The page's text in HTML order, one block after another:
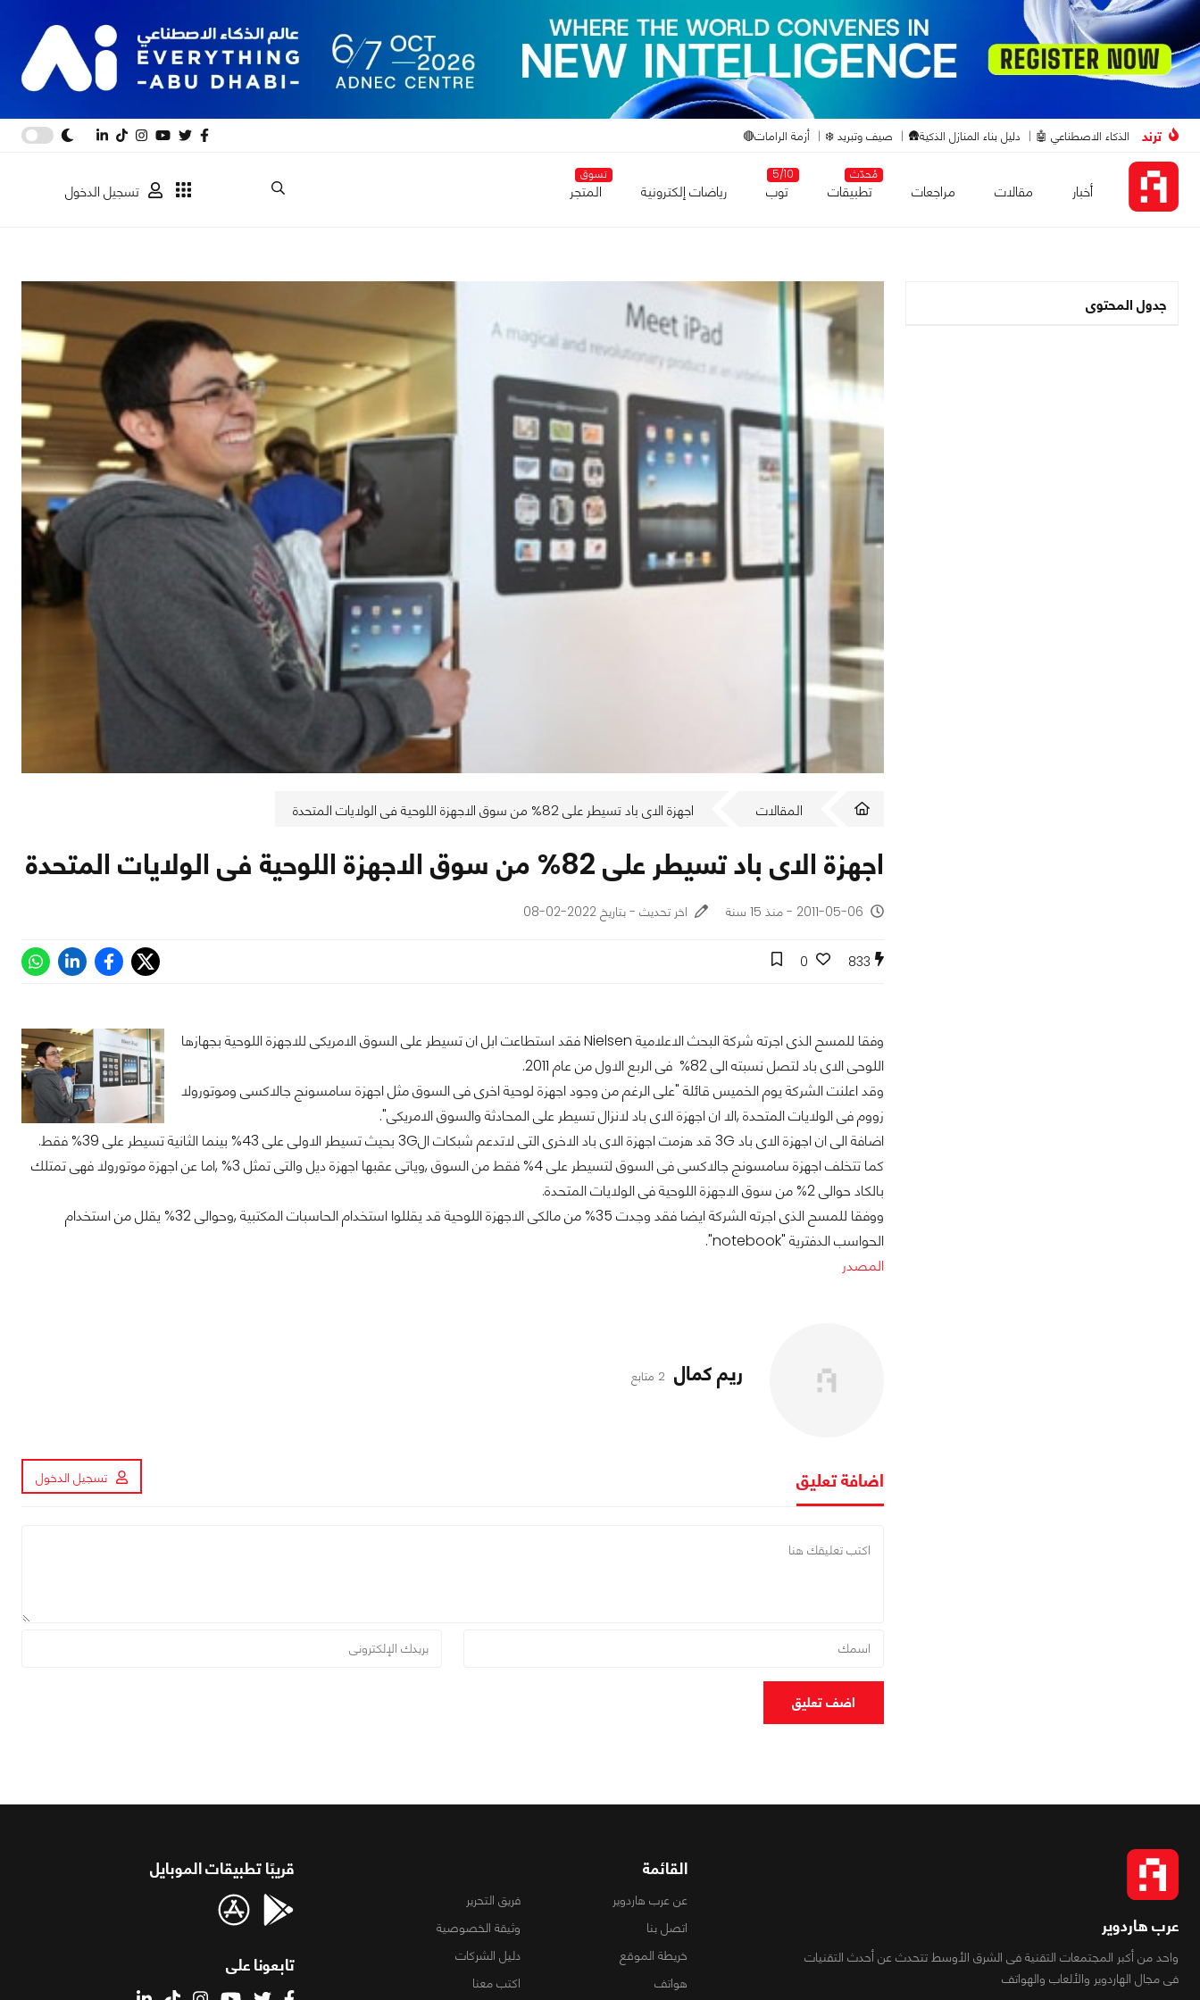
ترند الذكاء الاصطناعي 🤖 دليل بناء المنازل الذكية🛖 صيف وتبريد ❄️ أزمة الرامات🔴
أخبار مقالات مراجعات
مُحدّث
تطبيقات
5/10
توب رياضات إلكترونية
تسوق
المتجر تسجيل الدخول
جدول المحتوى
المقالات اجهزة الاى باد تسيطر على 82% من سوق الاجهزة اللوحية فى الولايات المتحدة
اجهزة الاى باد تسيطر على 82% من سوق الاجهزة اللوحية فى الولايات المتحدة
2011-05-06 - منذ 15 سنة اخر تحديث - بتاريخ 2022-02-08
833
0
وفقا للمسح الذى اجرته شركة البحث الاعلامية Nielsen فقد استطاعت ابل ان تسيطر على السوق الامريكى للاجهزة اللوحية بجهازها
اللوحى الاى باد لتصل نسبته الى 82% فى الربع الاول من عام 2011.
وقد اعلنت الشركة يوم الخميس قائلة "على الرغم من وجود اجهزة لوحية اخرى فى السوق مثل اجهزة سامسونج جالاكسى وموتورولا
زووم فى الولايات المتحدة ,الا ان اجهزة الاى باد لانزال تسيطر على المحادثة والسوق الامريكى".
اضافة الى ان اجهزة الاى باد 3G قد هزمت اجهزة الاى باد الاخرى التى لاتدعم شبكات ال3G بحيث تسيطر الاولى على 43% بينما الثانية تسيطر على 39% فقط.
كما تتخلف اجهزة سامسونج جالاكسى فى السوق لتسيطر على 4% فقط من السوق ,وياتى عقبها اجهزة ديل والتى تمثل 3% ,اما عن اجهزة موتورولا فهى تمتلك
بالكاد حوالى 2% من سوق الاجهزة اللوحية فى الولايات المتحدة.
ووفقا للمسح الذى اجرته الشركة ايضا فقد وجدت 35% من مالكى الاجهزة اللوحية قد يقللوا استخدام الحاسبات المكتبية ,وحوالى 32% يقلل من استخدام
الحواسب الدفترية "notebook".
المصدر
ريم كمال 2 متابع
اضافة تعليق تسجيل الدخول
اضف تعليق
عرب هاردوير
واحد من أكبر المجتمعات التقنية فى الشرق الأوسط تتحدث عن أحدث التقنيات
فى مجال الهاردوير والألعاب والهواتف
القائمة
عن عرب هاردوير
فريق التحرير
اتصل بنا
وثيقة الخصوصية
خريطة الموقع
دليل الشركات
هواتف
اكتب معنا
قريبًا تطبيقات الموبايل
تابعونا على